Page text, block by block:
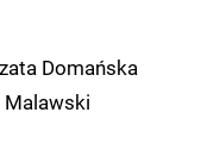
Domańska
Malawski